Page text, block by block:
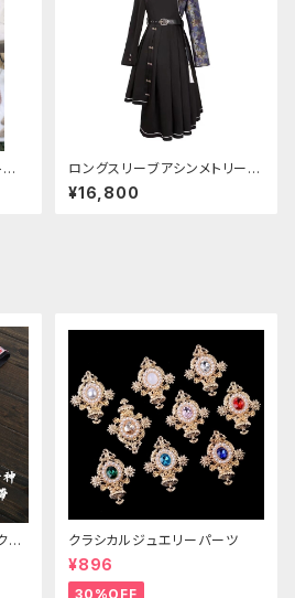
ロングスリーブアシンメトリーチ
ャイナドレス
¥16,800
タ
クラシカルジュエリーパーツ
¥896
30%OFF